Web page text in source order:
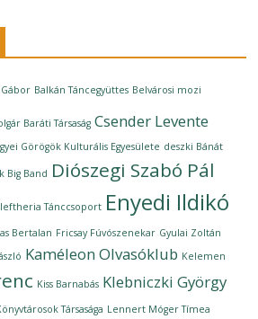
Gábor Balkán Táncegyüttes Belvárosi mozi
Baráti Társaság Csender Levente
Görögök Kulturális Egyesülete deszki Bánát
Big Band Diószegi Szabó Pál
Tánccsoport Enyedi Ildikó
Bertalan Fricsay Fúvószenekar Gyulai Zoltán
Kaméleon Olvasóklub Kelemen
Kiss Barnabás Klebniczki György
Társasága Lennert Móger Tímea